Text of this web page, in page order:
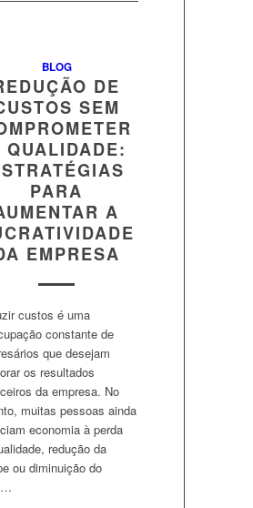
BLOG
DE
SEM
QUALIDADE:
PARA
A
EMPRESA
custos é uma
constante de
que desejam
os resultados
da empresa. No
muitas pessoas ainda
economia à perda
redução da
ou diminuição do